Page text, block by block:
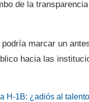
de la
marcar un
hacia las
H-1B: ¿adiós al